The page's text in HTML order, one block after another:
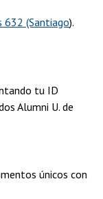
632 (Santiago).
tu ID
Alumni U. de
únicos con